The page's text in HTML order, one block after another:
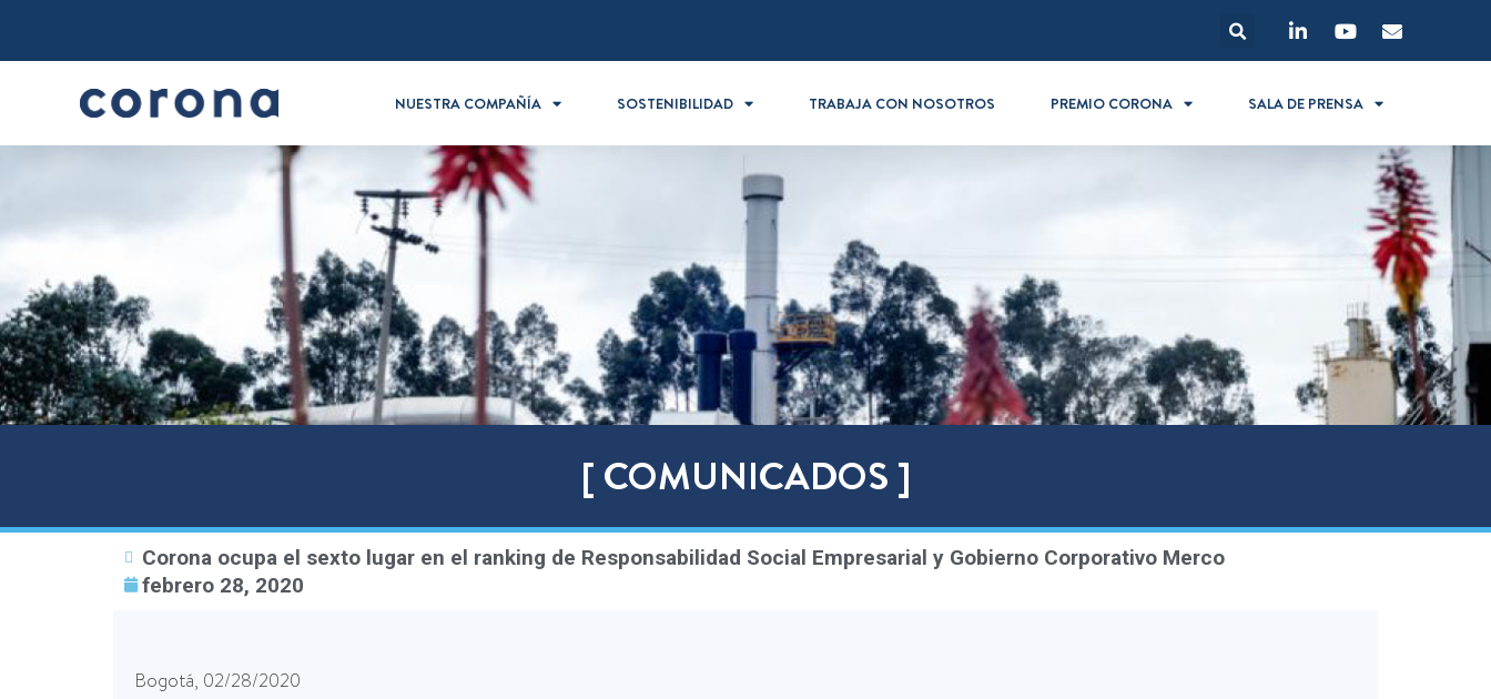
NUESTRA COMPAÑÍA SOSTENIBILIDAD TRABAJA CON NOSOTROS PREMIO CORONA SALA DE PRENSA
[ COMUNICADOS ]
Corona ocupa el sexto lugar en el ranking de Responsabilidad Social Empresarial y Gobierno Corporativo Merco
febrero 28, 2020
Bogotá, 02/28/2020